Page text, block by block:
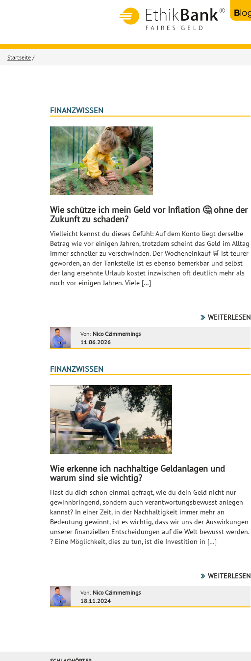
Startseite /
FINANZWISSEN
Wie schütze ich mein Geld vor Inflation 🤔 ohne der
Zukunft zu schaden?
Vielleicht kennst du dieses Gefühl: Auf dem Konto liegt derselbe
Betrag wie vor einigen Jahren, trotzdem scheint das Geld im Alltag
immer schneller zu verschwinden. Der Wocheneinkauf 🛒 ist teurer
geworden, an der Tankstelle ist es ebenso bemerkbar und selbst
der lang ersehnte Urlaub kostet inzwischen oft deutlich mehr als
noch vor einigen Jahren. Viele […]
WEITERLESEN
Von: Nico Czimmernings
11.06.2026
FINANZWISSEN
Wie erkenne ich nachhaltige Geldanlagen und
warum sind sie wichtig?
Hast du dich schon einmal gefragt, wie du dein Geld nicht nur
gewinnbringend, sondern auch verantwortungsbewusst anlegen
kannst? In einer Zeit, in der Nachhaltigkeit immer mehr an
Bedeutung gewinnt, ist es wichtig, dass wir uns der Auswirkungen
unserer finanziellen Entscheidungen auf die Welt bewusst werden.
? Eine Möglichkeit, dies zu tun, ist die Investition in […]
WEITERLESEN
Von: Nico Czimmernings
18.11.2024